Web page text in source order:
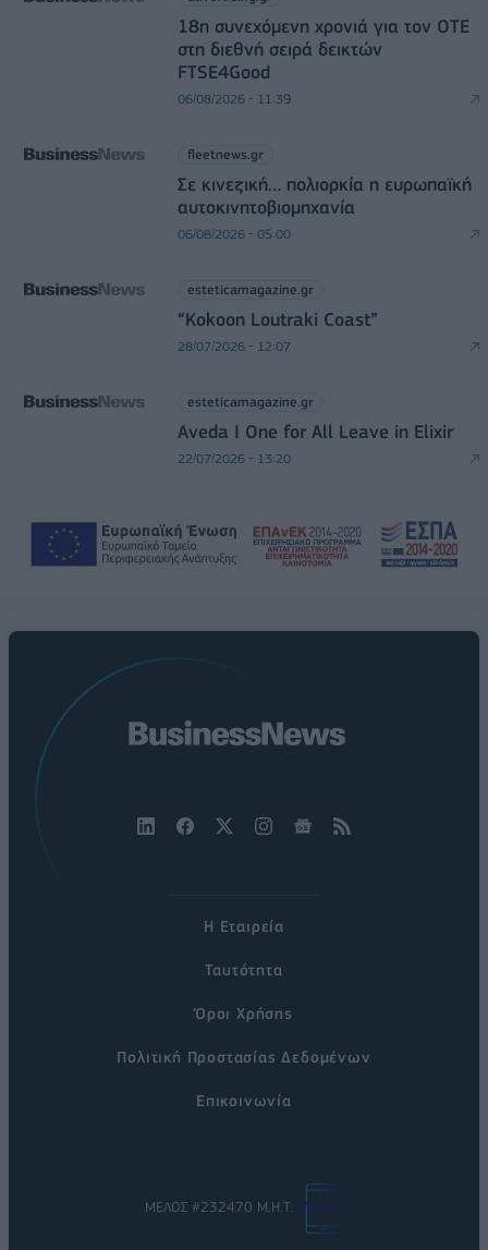
18η συνεχόμενη χρονιά για τον ΟΤΕ
στη διεθνή σειρά δεικτών
FTSE4Good
06/08/2026 - 11:39
fleetnews.gr
Σε κινεζική… πολιορκία η ευρωπαϊκή
αυτοκινητοβιομηχανία
06/08/2026 - 05:00
esteticamagazine.gr
“Kokoon Loutraki Coast”
28/07/2026 - 12:07
esteticamagazine.gr
Aveda I One for All Leave in Elixir
22/07/2026 - 13:20
Η Εταιρεία
Ταυτότητα
Όροι Χρήσης
Πολιτική Προστασίας Δεδομένων
Επικοινωνία
ΜΕΛΟΣ #232470 Μ.Η.Τ.